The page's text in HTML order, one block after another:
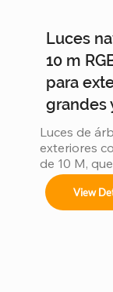
Luces
10 m
para
grandes
Luces de
exteriores
de 10 M,
que crean
navideña.
View